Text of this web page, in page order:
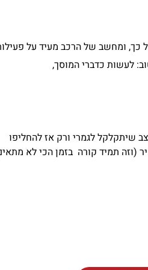
כך, ומחשב של הרכב מעיד על
לעשות כדברי המוסך,
שיתקלקל לגמרי ורק אז להחליפו
(וזה תמיד קורה בזמן הכי לא